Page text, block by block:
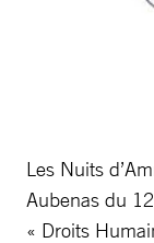
Les Nuits
Aubenas du
« Droits